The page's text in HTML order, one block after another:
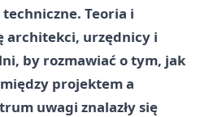
Teoria i
architekci, urzędnicy i
by rozmawiać o tym, jak
projektem a
uwagi znalazły się